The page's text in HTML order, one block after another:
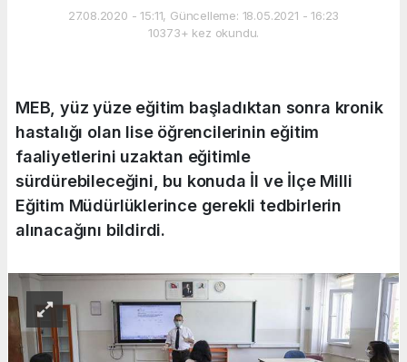
27.08.2020 - 15:11, Güncelleme: 18.05.2021 - 16:23
10373+ kez okundu.
MEB, yüz yüze eğitim başladıktan sonra kronik
hastalığı olan lise öğrencilerinin eğitim
faaliyetlerini uzaktan eğitimle
sürdürebileceğini, bu konuda İl ve İlçe Milli
Eğitim Müdürlüklerince gerekli tedbirlerin
alınacağını bildirdi.